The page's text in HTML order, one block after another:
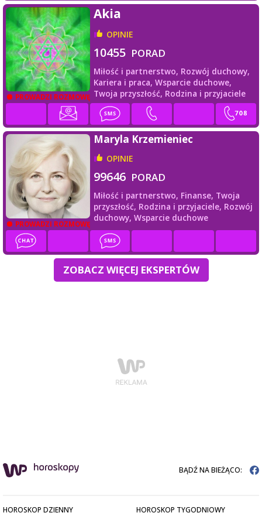
PROWADZI ROZMOWĘ
Akia
OPINIE
10455 PORAD
Miłość i partnerstwo, Rozwój duchowy,
Kariera i praca, Wsparcie duchowe,
Twoja przyszłość, Rodzina i przyjaciele
PROWADZI ROZMOWĘ
Maryla Krzemieniec
OPINIE
99646 PORAD
Miłość i partnerstwo, Finanse, Twoja
przyszłość, Rodzina i przyjaciele, Rozwój
duchowy, Wsparcie duchowe
ZOBACZ WIĘCEJ EKSPERTÓW
BĄDŹ NA BIEŻĄCO:
HOROSKOP DZIENNY HOROSKOP TYGODNIOWY